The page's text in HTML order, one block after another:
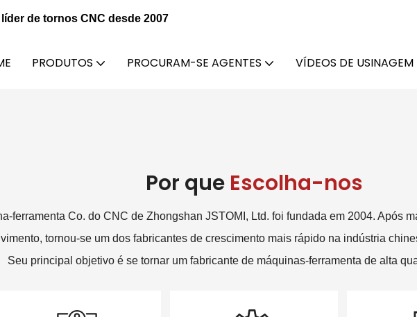
de tornos CNC desde 2007
PRODUTOS PROCURAM-SE AGENTES VÍDEOS DE USINAGEM
Por que Escolha-nos
ferramenta Co. do CNC de Zhongshan JSTOMI, Ltd. foi fundada em 2004. Após
tornou-se um dos fabricantes de crescimento mais rápido na indústria
Seu principal objetivo é se tornar um fabricante de máquinas-ferramenta de alta